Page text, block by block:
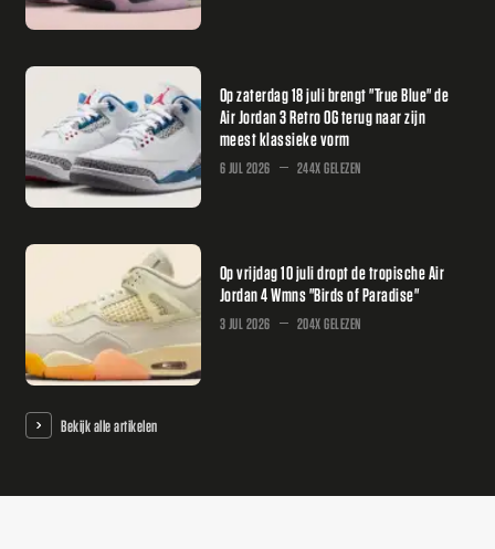
Op zaterdag 18 juli brengt "True Blue" de
Air Jordan 3 Retro OG terug naar zijn
meest klassieke vorm
6 JUL 2026 244X GELEZEN
Op vrijdag 10 juli dropt de tropische Air
Jordan 4 Wmns "Birds of Paradise"
3 JUL 2026 204X GELEZEN
Bekijk alle artikelen